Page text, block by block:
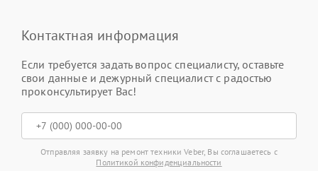
Контактная информация
Если требуется задать вопрос специалисту, оставьте
свои данные и дежурный специалист с радостью
проконсультирует Вас!
Отправляя заявку на ремонт техники Veber, Вы соглашаетесь с
Политикой конфиденциальности